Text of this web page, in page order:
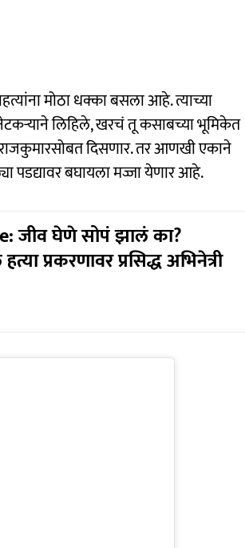
मोठा धक्का बसला आहे. त्याच्या
लिहिले, खरचं तू कसाबच्या भूमिकेत
दिसणार. तर आणखी एकाने
पडद्यावर बघायला मज्जा येणार आहे.
जीव घेणे सोपं झालं का?
प्रकरणावर प्रसिद्ध अभिनेत्री